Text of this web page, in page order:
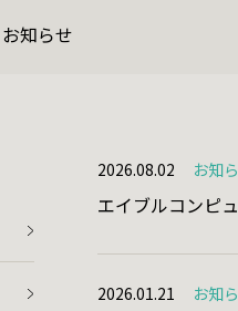
Product
プロダ
セムカン
お知らせ
2026.08.02 お知
エイブルコンピ
2026.01.21 お知